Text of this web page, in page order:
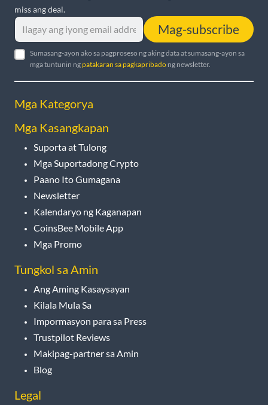
miss ang deal.
Mag-subscribe
Sumasang-ayon ako sa pagproseso ng aking data at sumasang-ayon sa
mga tuntunin ngpatakaran sa pagkapribado ng newsletter.
Mga Kategorya
Mga Kasangkapan
Suporta at Tulong
Mga Suportadong Crypto
Paano Ito Gumagana
Newsletter
Kalendaryo ng Kaganapan
CoinsBee Mobile App
Mga Promo
Tungkol sa Amin
Ang Aming Kasaysayan
Kilala Mula Sa
Impormasyon para sa Press
Trustpilot Reviews
Makipag-partner sa Amin
Blog
Legal